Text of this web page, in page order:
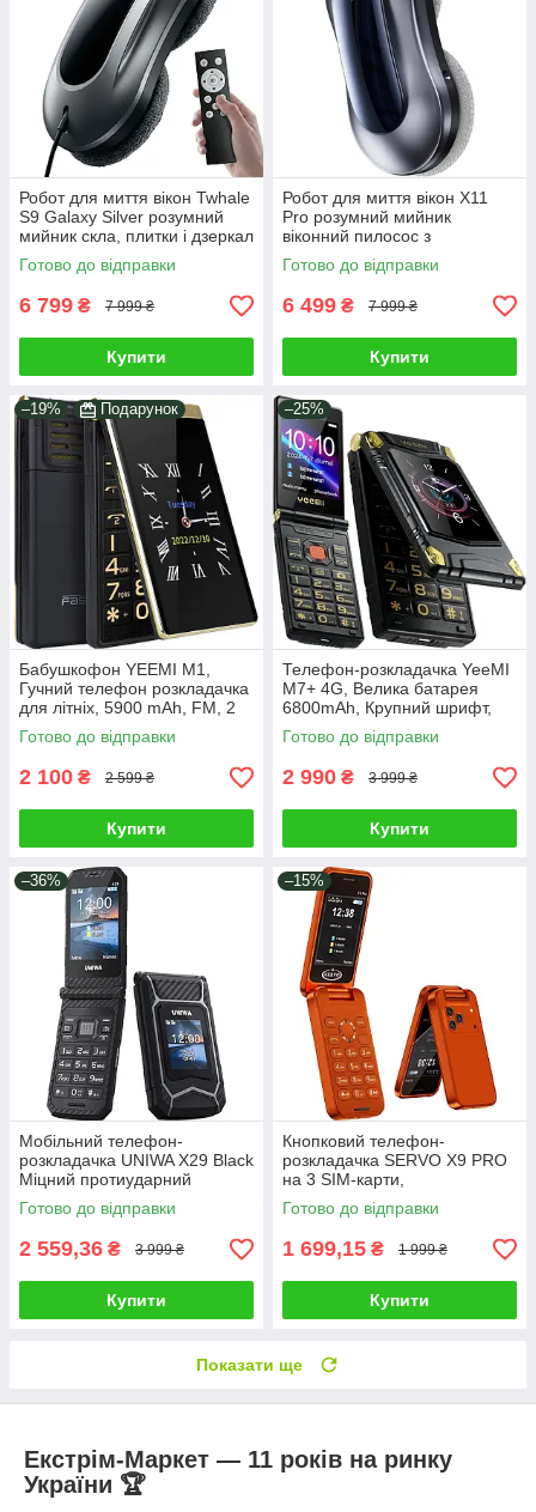
Робот для миття вікон Twhale
S9 Galaxy Silver розумний
мийник скла, плитки і дзеркал
з автоматичним розпиленням
і AI-навігацією
Готово до відправки
6 799 ₴ 7 999 ₴
Купити
Робот для миття вікон X11
Pro розумний мийник
віконний пилосос з
автоматичним
ультразвуковим розпиленням
води Chovery Silver
Готово до відправки
6 499 ₴ 7 999 ₴
Купити
–19% Подарунок
Бабушкофон YEEMI M1,
Гучний телефон розкладачка
для літніх, 5900 mAh, FM, 2
SIM, Дисплей 2.8" (Tkexun
M1)
Готово до відправки
2 100 ₴ 2 599 ₴
Купити
–25%
Телефон-розкладачка YeeMI
M7+ 4G, Велика батарея
6800mAh, Крупний шрифт,
FM, SOS, Великий дисплей
3"
Готово до відправки
2 990 ₴ 3 999 ₴
Купити
–36%
Мобільний телефон-
розкладачка UNIWA X29 Black
Міцний протиударний
бабушкофон з великими
кнопками і гучним динаміком
Чорний
Готово до відправки
2 559,36 ₴ 3 999 ₴
Купити
–15%
Кнопковий телефон-
розкладачка SERVO X9 PRO
на 3 SIM-карти,
Помаранчевий
Готово до відправки
1 699,15 ₴ 1 999 ₴
Купити
Показати ще
Екстрім-Маркет — 11 років на ринку
України 🏆